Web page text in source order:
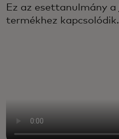
Ez az esettanulmány a
termékhez kapcsolódik.